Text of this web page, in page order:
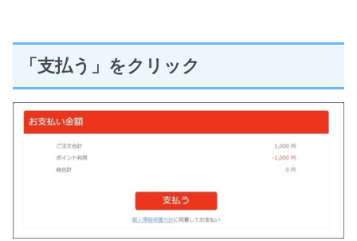
「支払う」をクリック